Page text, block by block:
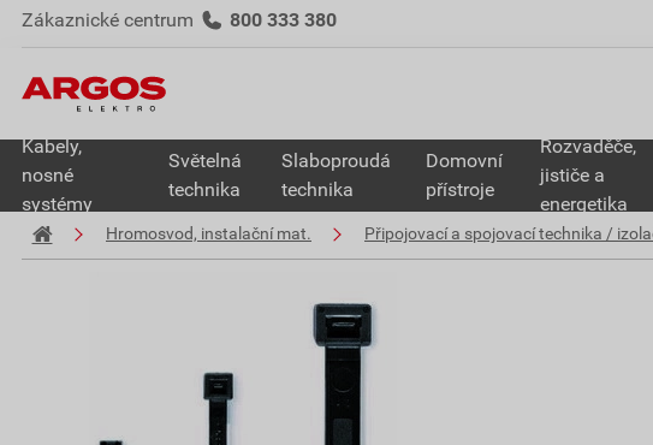
Zákaznické centrum 800 333 380
Kabely,
nosné
systémy
Světelná
technika
Slaboproudá
technika
Domovní
přístroje
Rozvaděče,
jističe a
energetika
Hromosvod, instalační mat. Připojovací a spojovací technika /